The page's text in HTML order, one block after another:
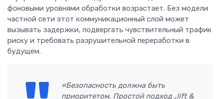
фоновыми уровнями обработки возрастает. Без модели
частной сети этот коммуникационный слой может
вызывать задержки, подвергать чувствительный трафик
риску и требовать разрушительной переработки в
будущем.
«Безопасность должна быть
приоритетом. Простой подход „lift &